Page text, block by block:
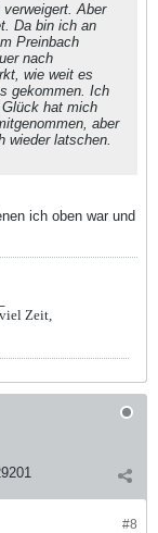
Aber
Da bin ich an
Preinbach
nach
wie weit es
gekommen. Ich
hat mich
aber
wieder latschen.
ich oben war und
Zeit,
#8